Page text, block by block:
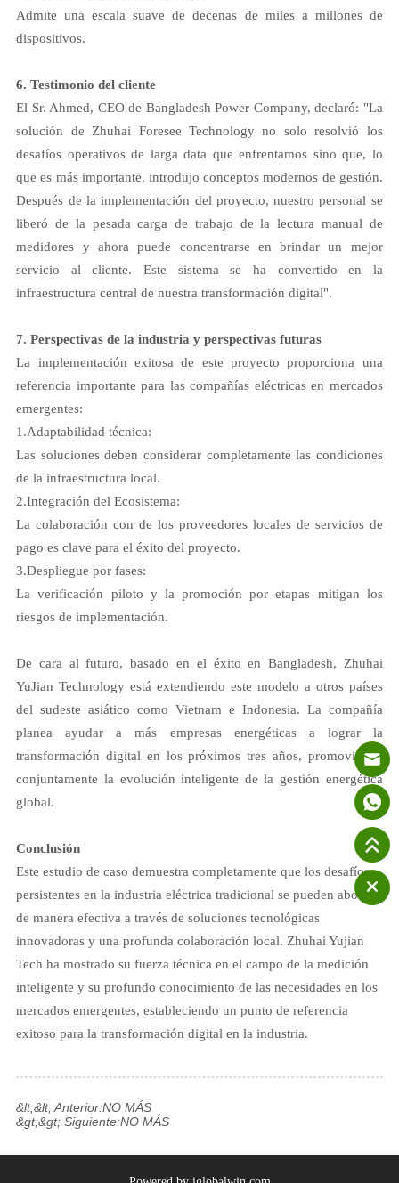
Admite una escala suave de decenas de miles a millones de
dispositivos.
6. Testimonio del cliente
El Sr. Ahmed, CEO de Bangladesh Power Company, declaró: "La
solución de Zhuhai Foresee Technology no solo resolvió los
desafíos operativos de larga data que enfrentamos sino que, lo
que es más importante, introdujo conceptos modernos de gestión.
Después de la implementación del proyecto, nuestro personal se
liberó de la pesada carga de trabajo de la lectura manual de
medidores y ahora puede concentrarse en brindar un mejor
servicio al cliente. Este sistema se ha convertido en la
infraestructura central de nuestra transformación digital".
7. Perspectivas de la industria y perspectivas futuras
La implementación exitosa de este proyecto proporciona una
referencia importante para las compañías eléctricas en mercados
emergentes:
1.Adaptabilidad técnica:
Las soluciones deben considerar completamente las condiciones
de la infraestructura local.
2.Integración del Ecosistema:
La colaboración con de los proveedores locales de servicios de
pago es clave para el éxito del proyecto.
3.Despliegue por fases:
La verificación piloto y la promoción por etapas mitigan los
riesgos de implementación.
De cara al futuro, basado en el éxito en Bangladesh, Zhuhai
YuJian Technology está extendiendo este modelo a otros países
del sudeste asiático como Vietnam e Indonesia. La compañía
planea ayudar a más empresas energéticas a lograr la
transformación digital en los próximos tres años, promoviendo
conjuntamente la evolución inteligente de la gestión energética
global.
Conclusión
Este estudio de caso demuestra completamente que los desafíos
persistentes en la industria eléctrica tradicional se pueden abordar
de manera efectiva a través de soluciones tecnológicas
innovadoras y una profunda colaboración local. Zhuhai Yujian
Tech ha mostrado su fuerza técnica en el campo de la medición
inteligente y su profundo conocimiento de las necesidades en los
mercados emergentes, estableciendo un punto de referencia
exitoso para la transformación digital en la industria.
&lt;&lt; Anterior:NO MÁS
&gt;&gt; Siguiente:NO MÁS